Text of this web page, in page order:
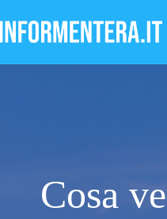
al
contenuto
Cosa